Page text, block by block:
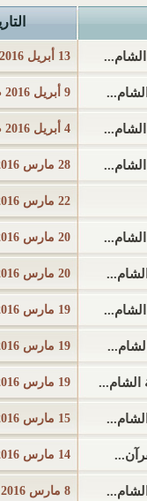
هل تثبت
المكتب
13 أبريل 2016 م
9 أبريل 2016 م
4 أبريل 2016 م
28 مارس 2016 م
22 مارس 2016 م
الشام... 20 مارس 2016 م
20 مارس 2016 م
19 مارس 2016 م
19 مارس 2016 م
الشام... 19 مارس 2016 م
15 مارس 2016 م
14 مارس 2016 م
8 مارس 2016 م